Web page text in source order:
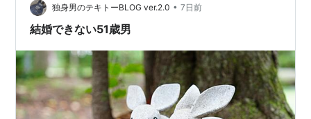
らだろうと思うが、その頃は著作権の取り締まりが緩か
ったことも影響しているのでは…
独身男のテキトーBLOG ver.2.0 • 7日前
結婚できない51歳男